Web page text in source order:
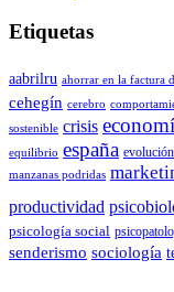
Etiquetas
aabrilru ahorrar en la factura
cehegín cerebro
sostenible crisis
equilibrio españa evolución
manzanas podridas
productividad
psicología social
senderismo sociología